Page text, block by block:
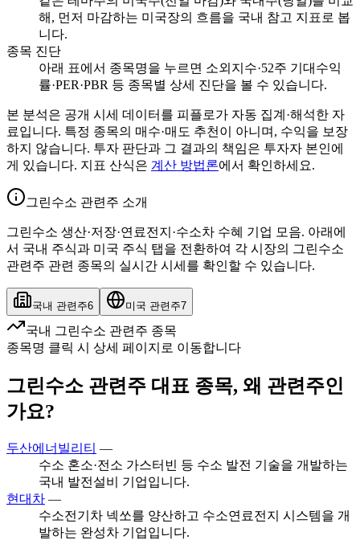
해, 먼저 마감하는 미국장의 흐름을 국내 참고 지표로 봅
니다.
종목 진단
아래 표에서 종목명을 누르면 소외지수·52주 기대수익
률·PER·PBR 등 종목별 상세 진단을 볼 수 있습니다.
본 분석은 공개 시세 데이터를 피플로가 자동 집계·해석한 자
료입니다. 특정 종목의 매수·매도 추천이 아니며, 수익을 보장
하지 않습니다. 투자 판단과 그 결과의 책임은 투자자 본인에
게 있습니다. 지표 산식은 계산 방법론에서 확인하세요.
그린수소 관련주 소개
그린수소 생산·저장·연료전지·수소차 수혜 기업 모음. 아래에
서 국내 주식과 미국 주식 탭을 전환하여 각 시장의 그린수소
관련주 관련 종목의 실시간 시세를 확인할 수 있습니다.
국내 관련주6 미국 관련주7
국내 그린수소 관련주 종목
종목명 클릭 시 상세 페이지로 이동합니다
그린수소 관련주 대표 종목, 왜 관련주인
가요?
두산에너빌리티 —
수소 혼소·전소 가스터빈 등 수소 발전 기술을 개발하는
국내 발전설비 기업입니다.
현대차 —
수소전기차 넥쏘를 양산하고 수소연료전지 시스템을 개
발하는 완성차 기업입니다.